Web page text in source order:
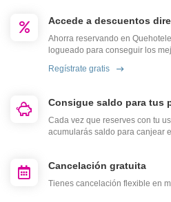
Accede a descuentos
Ahorra reservando en
logueado para conseguir los
Regístrate gratis
Consigue saldo para tus
Cada vez que reserves con tu
acumularás saldo para canjear
Cancelación gratuita
Tienes cancelación flexible en